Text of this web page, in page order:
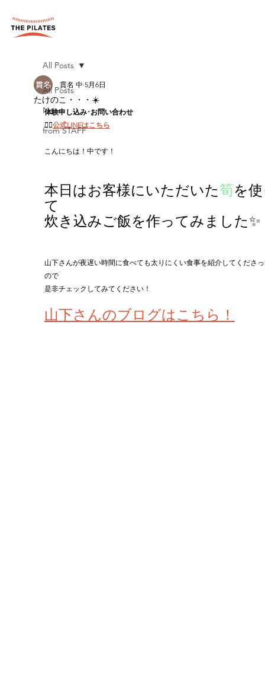
All Posts
News
from STAFF
All Posts
たけのこ・・・☀️
貫名 中 5月6日
体験申し込み･お問い合わせ
👉🏻公式LINEはこちら
こんにちは！中です！
本日はお客様にいただいた筍を
て
炊き込みご飯を作ってみました✨
山下さんが夜遅い時間に食べても太りにくい食事を紹介してくださ
ので
是非チェックしてみてください！
山下さんのブログはこちら！